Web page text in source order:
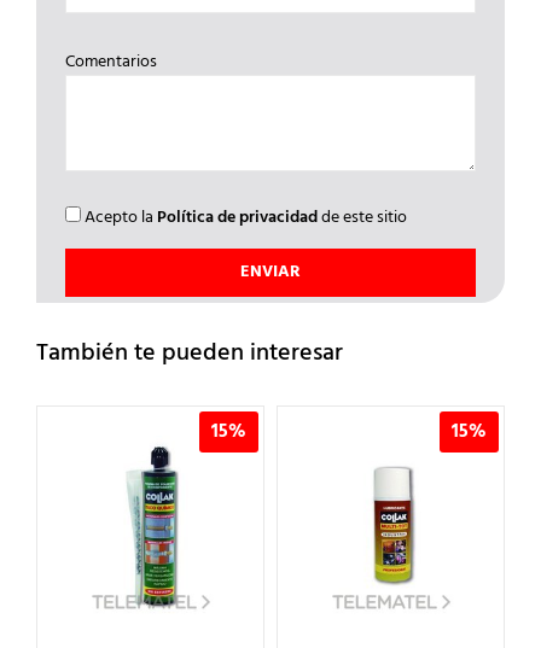
Comentarios
Acepto la Política de privacidadde este sitio
También te pueden interesar
15% 15%